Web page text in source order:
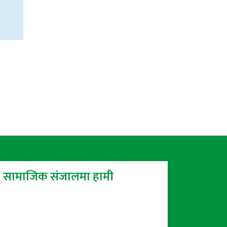
सामाजिक संजालमा हामी